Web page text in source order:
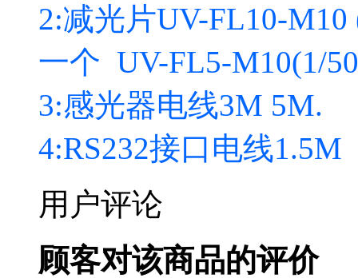
2:减光片UV-FL10-
一个 UV-FL5-M10(1/
3:感光器电线3M 5M.
4:RS232接口电线1.5M
用户评论
顾客对该商品的评价